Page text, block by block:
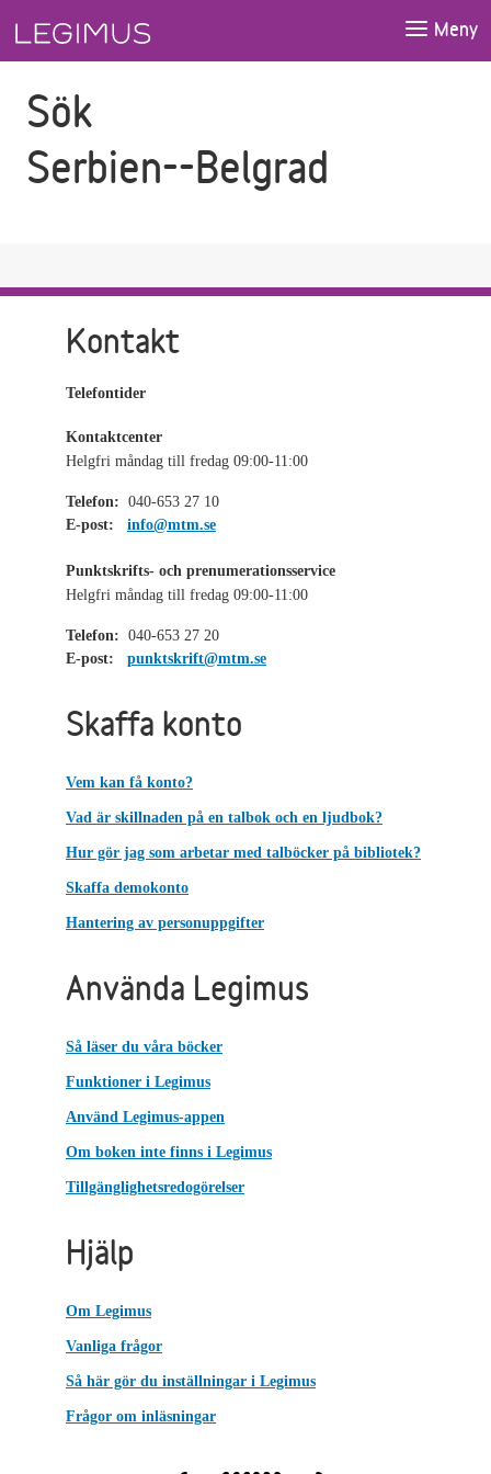
Meny
Sök
Serbien--Belgrad
Kontakt
Telefontider
Kontaktcenter
Helgfri måndag till fredag 09:00-11:00
Telefon: 040-653 27 10
E-post:
info@mtm.se
Punktskrifts- och prenumerationsservice
Helgfri måndag till fredag 09:00-11:00
Telefon: 040-653 27 20
E-post:
punktskrift@mtm.se
Skaffa konto
Vem kan få konto?
Vad är skillnaden på en talbok och en ljudbok?
Hur gör jag som arbetar med talböcker på bibliotek?
Skaffa demokonto
Hantering av personuppgifter
Använda Legimus
Så läser du våra böcker
Funktioner i Legimus
Använd Legimus-appen
Om boken inte finns i Legimus
Tillgänglighetsredogörelser
Hjälp
Om Legimus
Vanliga frågor
Så här gör du inställningar i Legimus
Frågor om inläsningar